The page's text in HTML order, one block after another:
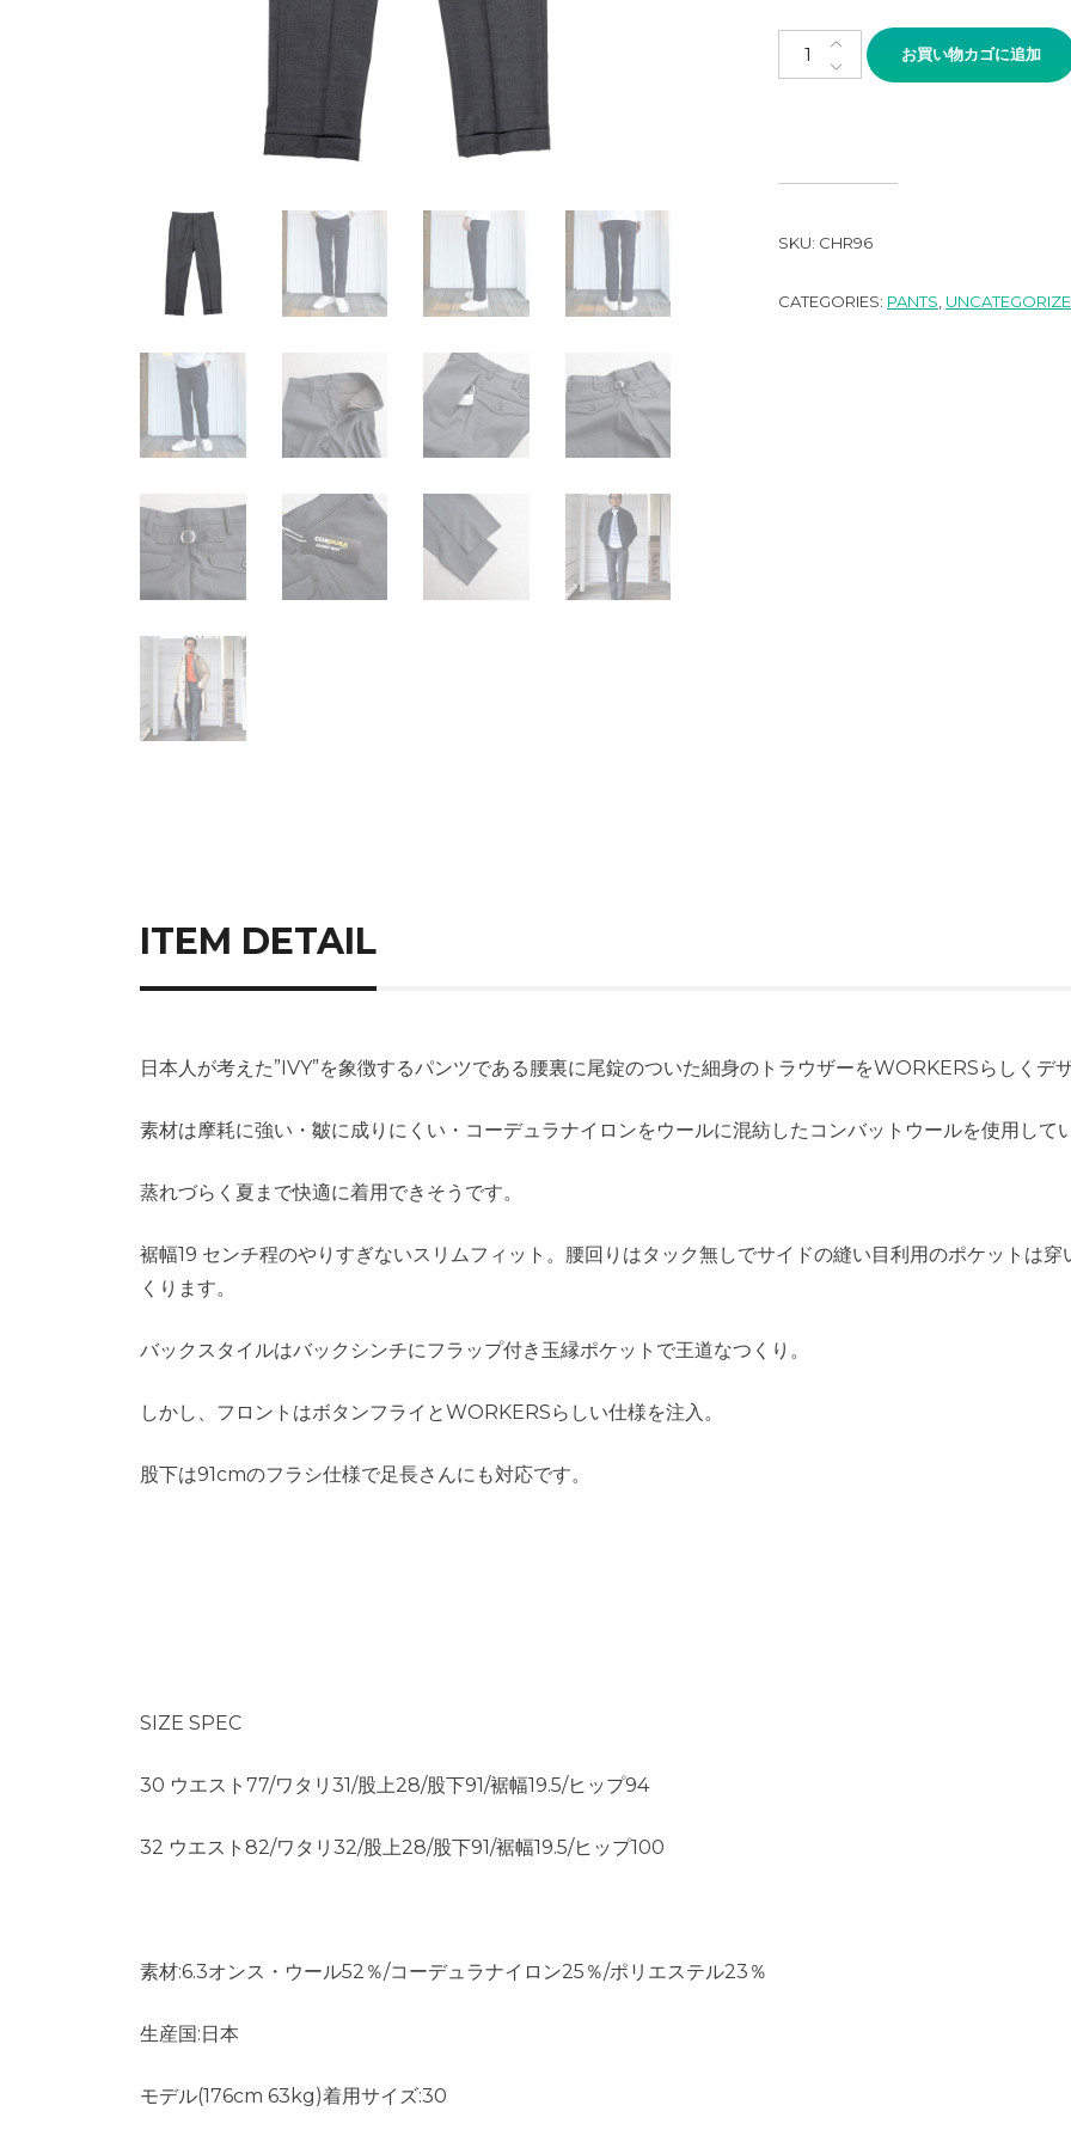
WORKERES IVY PANTS,
お買い物カゴに追加
SKU: CHR96
CATEGORIES: PANTS
ITEM DETAIL
日本人が考えた”IVY”を象徴するパンツである腰裏に尾錠のついた細身のトラウザーをWORKERSらしくデ
素材は摩耗に強い・皺に成りにくい・コーデュラナイロンをウールに混紡したコンバットウールを使用して
蒸れづらく夏まで快適に着用できそうです。
裾幅19 センチ程のやりすぎないスリムフィット。腰回りはタック無しでサイドの縫い目利用のポケットは
くります。
バックスタイルはバックシンチにフラップ付き玉縁ポケットで王道なつくり。
しかし、フロントはボタンフライとWORKERSらしい仕様を注入。
股下は91cmのフラシ仕様で足長さんにも対応です。
SIZE SPEC
30 ウエスト77/ワタリ31/股上28/股下91/裾幅19.5/ヒップ94
32 ウエスト82/ワタリ32/股上28/股下91/裾幅19.5/ヒップ100
素材:6.3オンス・ウール52％/コーデュラナイロン25％/ポリエステル23％
生産国:日本
モデル(176cm 63kg)着用サイズ:30